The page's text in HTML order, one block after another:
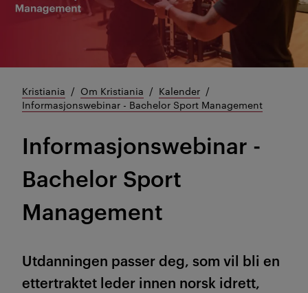
Kristiania Om Kristiania
Kalender
Informasjonswebinar - Bachelor Sport Management
Informasjonswebinar -
Bachelor Sport
Management
Utdanningen passer deg, som vil bli en
ettertraktet leder innen norsk idrett,